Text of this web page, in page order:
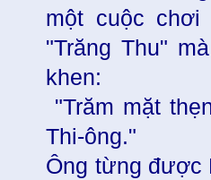
một cuộc
"Trăng Thu"
khen:
"Trăm mặt
Thi-ông."
Ông từng được